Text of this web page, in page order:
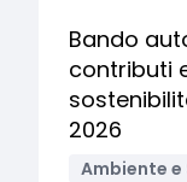
Bando
contributi
2026
Ambiente